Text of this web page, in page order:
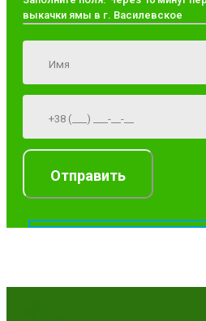
выкачки ямы в г. Василевское